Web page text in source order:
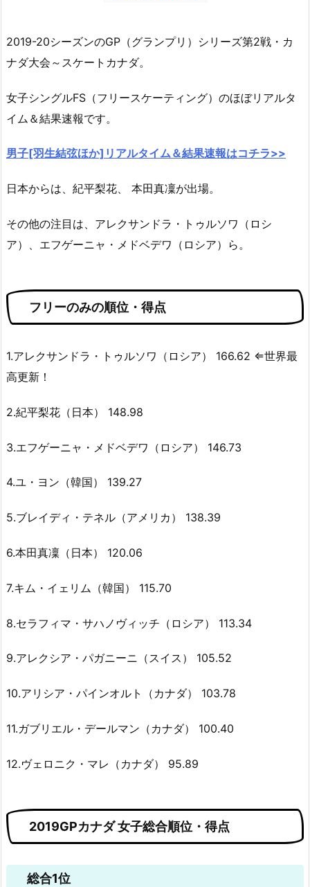
2019-20シーズンのGP（グランプリ）シリーズ第2戦・カ
ナダ大会～スケートカナダ。
女子シングルFS（フリースケーティング）のほぼリアルタ
イム＆結果速報です。
男子[羽生結弦ほか]リアルタイム＆結果速報はコチラ>>
日本からは、紀平梨花、 本田真凜が出場。
その他の注目は、アレクサンドラ・トゥルソワ（ロシ
ア）、エフゲーニャ・メドベデワ（ロシア）ら。
フリーのみの順位・得点
1.アレクサンドラ・トゥルソワ（ロシア） 166.62 ⇐世界最
高更新！
2.紀平梨花（日本） 148.98
3.エフゲーニャ・メドベデワ（ロシア） 146.73
4.ユ・ヨン（韓国） 139.27
5.ブレイディ・テネル（アメリカ） 138.39
6.本田真凜（日本） 120.06
7.キム・イェリム（韓国） 115.70
8.セラフィマ・サハノヴィッチ（ロシア） 113.34
9.アレクシア・パガニーニ（スイス） 105.52
10.アリシア・パインオルト（カナダ） 103.78
11.ガブリエル・デールマン（カナダ） 100.40
12.ヴェロニク・マレ（カナダ） 95.89
2019GPカナダ 女子総合順位・得点
総合1位